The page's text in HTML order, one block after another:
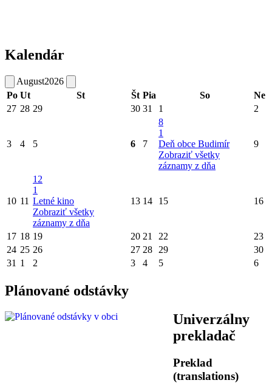
Kalendár
August2026
Po Ut St Št Pia So
Ne
27 28 29 30 31 1 2
3 4 5 6 7
8
1
Deň obce Budimír
Zobraziť všetky
záznamy z dňa
9
10 11
12
1
Letné kino
Zobraziť všetky
záznamy z dňa
13 14 15 16
17 18 19 20 21 22
23
24 25 26 27 28 29
30
31 1 2 3 4 5 6
Plánované odstávky
Univerzálny
prekladač
Preklad
(translations)